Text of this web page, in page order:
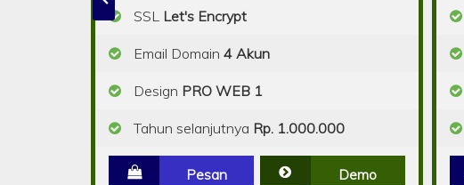
SSL Let's Encrypt
Email Domain 4 Akun
Design PRO WEB 1
Tahun selanjutnya Rp. 1.000.000
Pesan Demo